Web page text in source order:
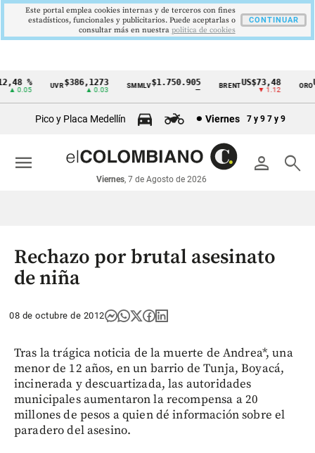
Cintillo
económicos
Colombia
%
▲ 0.05
UVR$386,1273
▲ 0.03
SMMLV$1.750.905 BRENTUS$73,48
▼ 1.12
ORO
Pico y Placa Medellín Viernes 7 y 9 7 y 9
person search
Viernes, 7 de Agosto de 2026
menu
Rechazo por brutal asesinato
de niña
08 de octubre de 2012
Tras la trágica noticia de la muerte de Andrea*, una
menor de 12 años, en un barrio de Tunja, Boyacá,
incinerada y descuartizada, las autoridades
municipales aumentaron la recompensa a 20
millones de pesos a quien dé información sobre el
paradero del asesino.
Este portal emplea cookies internas y de terceros con fines
estadísticos, funcionales y publicitarios. Puede aceptarlas o
consultar más en nuestra politica de cookies
CONTINUAR